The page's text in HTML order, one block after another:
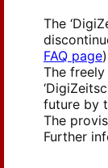
The
FAQ page
The
future by
The
Further